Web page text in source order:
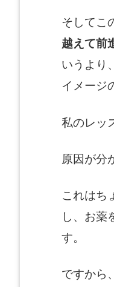
そしてこ
越えて前
いうより
イメージ
私のレッ
原因が分
これはち
し、お薬
す。
ですから